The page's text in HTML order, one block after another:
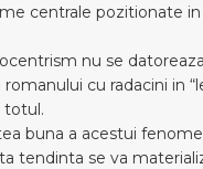
centrale pozitionate
nu se
cu radacini in
totul.
buna a acestui
tendinta se va